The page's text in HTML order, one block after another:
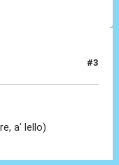
#3
a' lello)